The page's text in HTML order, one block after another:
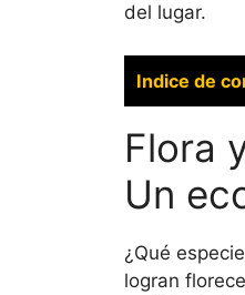
del lugar.
Indice de
Flora
Un
¿Qué
logran